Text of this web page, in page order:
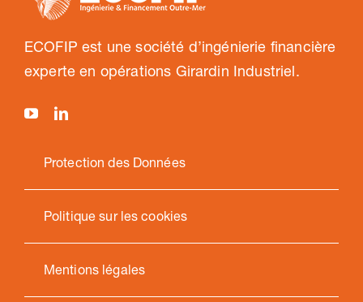
ECOFIP est une société d’ingénierie financière
experte en opérations Girardin Industriel.
Protection des Données
Politique sur les cookies
Mentions légales